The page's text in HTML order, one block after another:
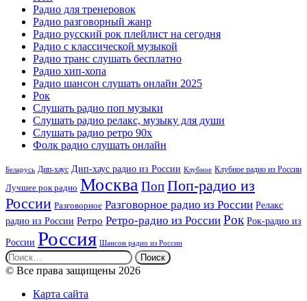
Радио для тренеровок
Радио разговорный жанр
Радио русский рок плейлист на сегодня
Радио с классической музыкой
Радио транс слушать бесплатно
Радио хип-хопа
Радио шансон слушать онлайн 2025
Рок
Слушать радио поп музыки
Слушать радио релакс, музыку для души
Слушать радио ретро 90х
Фолк радио слушать онлайн
Беларусь Дип-хаус Дип-хаус радио из России Клубное Клубное радио из России
Лучшее рок радио МоскваПопПоп-радио из
России Разговорное Разговорное радио из России Релакс
радио из России Ретро Ретро-радио из России Рок Рок-радио из
России Россия Шансон радио из России
Найти:
© Все права защищены 2026
Карта сайта